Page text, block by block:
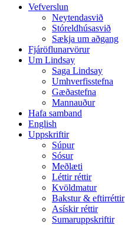
Vefverslun
Neytendasvið
Stóreldhúsasvið
Sækja um aðgang
Fjáröflunarvörur
Um Lindsay
Saga Lindsay
Umhverfisstefna
Gæðastefna
Mannauður
Hafa samband
English
Uppskriftir
Súpur
Sósur
Meðlæti
Léttir réttir
Kvöldmatur
Bakstur & eftirréttir
Asískir réttir
Sumaruppskriftir